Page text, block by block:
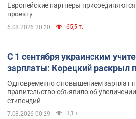
Европейские партнеры
проекту
6.08.2026 20:20 65,5 т.
С 1 сентября украинским
зарплаты: Корецкий раскрыл
Одновременно с повышением зарплат
правительство объявило об
стипендий
7.08.2026 00:29 3,1 т.